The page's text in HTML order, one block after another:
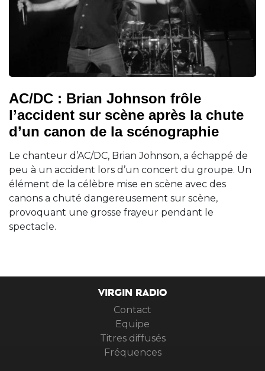
AC/DC : Brian Johnson frôle
l’accident sur scène après la chute
d’un canon de la scénographie
Le chanteur d’AC/DC, Brian Johnson, a échappé de
peu à un accident lors d’un concert du groupe. Un
élément de la célèbre mise en scène avec des
canons a chuté dangereusement sur scène,
provoquant une grosse frayeur pendant le
spectacle.
VIRGIN RADIO
Contact
Equipe
Titres diffusés
Fréquences